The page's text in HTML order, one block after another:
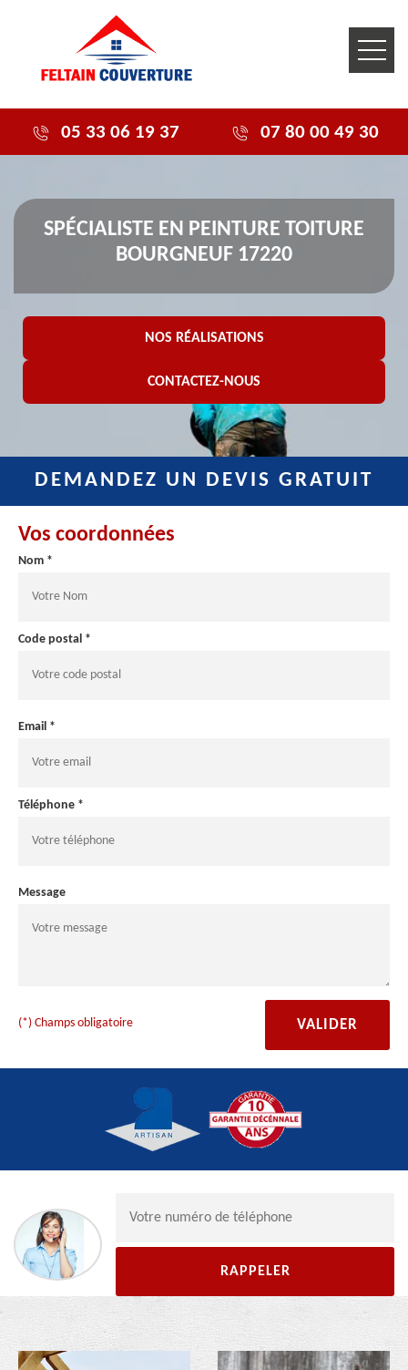
05 33 06 19 37 07 80 00 49 30
SPÉCIALISTE EN PEINTURE TOITURE
BOURGNEUF 17220
NOS RÉALISATIONS
CONTACTEZ-NOUS
DEMANDEZ UN DEVIS GRATUIT
Vos coordonnées
Nom *
Code postal *
Email *
Téléphone *
Message
(*) Champs obligatoire